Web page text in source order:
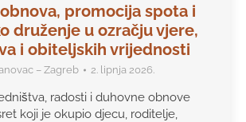
promocija spota i
druženje u ozračju vjere,
i obiteljskih vrijednosti
– Zagreb 2. lipnja 2026.
radosti i duhovne obnove
koji je okupio djecu, roditelje,